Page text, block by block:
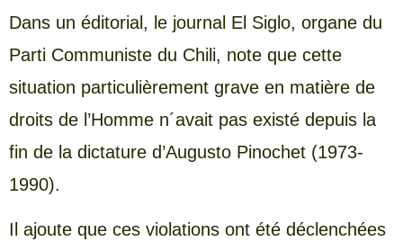
Dans un éditorial, le journal El Siglo, organe du
Parti Communiste du Chili, note que cette
situation particulièrement grave en matière de
droits de l’Homme n´avait pas existé depuis la
fin de la dictature d’Augusto Pinochet (1973-
1990).
Il ajoute que ces violations ont été déclenchées